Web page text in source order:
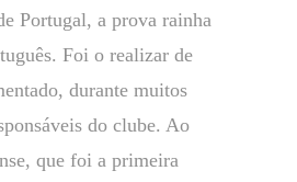
Portugal, a prova rainha
Foi o realizar de
durante muitos
do clube. Ao
que foi a primeira